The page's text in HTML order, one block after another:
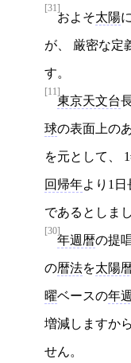
[31]
およそ太陽
が、 厳密な定
す。
[11]
東京天文台
球の表面上の
を元として、
回帰年より1
であるとしま
[30]
年週暦の提
の暦法を太陽
曜ベースの年
増減しますか
せん。